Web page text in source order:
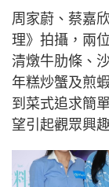
周家蔚、蔡嘉
理》拍攝，兩
清燉牛肋條、
年糕炒蟹及煎
到菜式追求簡
望引起觀眾興